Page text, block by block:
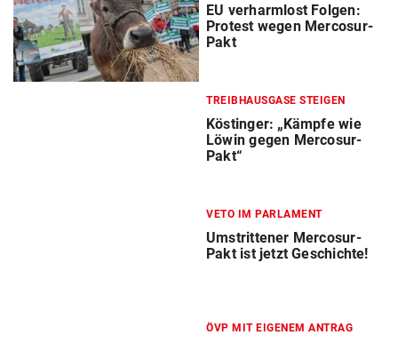
EU verharmlost Folgen:
Protest wegen Mercosur-
Pakt
TREIBHAUSGASE STEIGEN
Köstinger: „Kämpfe wie
Löwin gegen Mercosur-
Pakt“
VETO IM PARLAMENT
Umstrittener Mercosur-
Pakt ist jetzt Geschichte!
ÖVP MIT EIGENEM ANTRAG